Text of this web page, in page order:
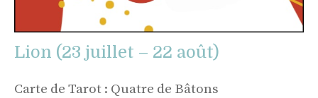
Lion (23 juillet – 22 août)
Carte de Tarot : Quatre de Bâtons